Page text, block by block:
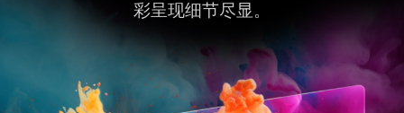
彩呈现细节尽显。